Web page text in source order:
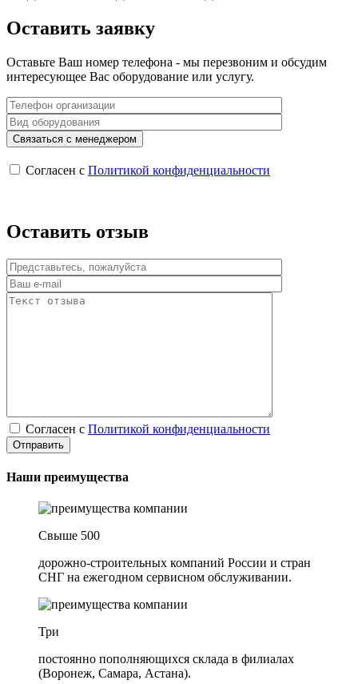
Оставить заявку
Оставьте Ваш номер телефона - мы перезвоним и обсудим
интересующее Вас оборудование или услугу.
Согласен с Политикой конфиденциальности
Оставить отзыв
Согласен с Политикой конфиденциальности
Наши преимущества
Свыше 500
дорожно-строительных компаний России и стран
СНГ на ежегодном сервисном обслуживании.
Три
постоянно пополняющихся склада в филиалах
(Воронеж, Самара, Астана).